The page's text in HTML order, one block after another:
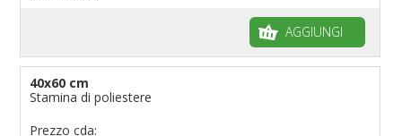
AGGIUNGI
40x60 cm
Stamina di poliestere
Prezzo cda: